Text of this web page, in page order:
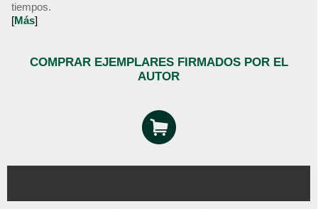
tiempos.
[Más]
COMPRAR EJEMPLARES FIRMADOS POR EL
AUTOR